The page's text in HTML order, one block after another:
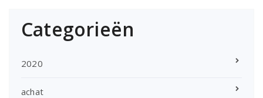
Categorieën
2020
achat